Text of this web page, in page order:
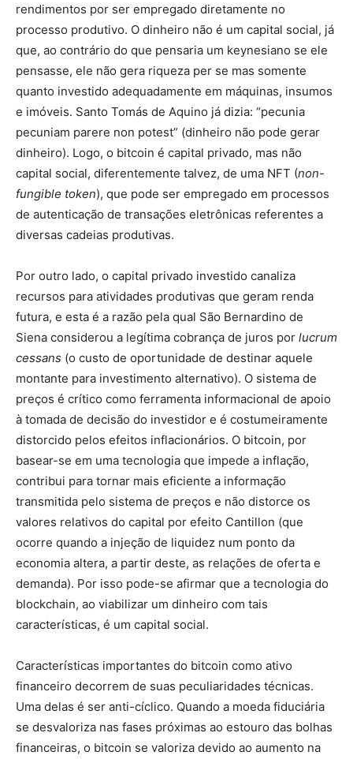
rendimentos por ser empregado diretamente no
processo produtivo. O dinheiro não é um capital social, já
que, ao contrário do que pensaria um keynesiano se ele
pensasse, ele não gera riqueza per se mas somente
quanto investido adequadamente em máquinas, insumos
e imóveis. Santo Tomás de Aquino já dizia: “pecunia
pecuniam parere non potest” (dinheiro não pode gerar
dinheiro). Logo, o bitcoin é capital privado, mas não
capital social, diferentemente talvez, de uma NFT (non-
fungible token), que pode ser empregado em processos
de autenticação de transações eletrônicas referentes a
diversas cadeias produtivas.
Por outro lado, o capital privado investido canaliza
recursos para atividades produtivas que geram renda
futura, e esta é a razão pela qual São Bernardino de
Siena considerou a legítima cobrança de juros por lucrum
cessans (o custo de oportunidade de destinar aquele
montante para investimento alternativo). O sistema de
preços é crítico como ferramenta informacional de apoio
à tomada de decisão do investidor e é costumeiramente
distorcido pelos efeitos inflacionários. O bitcoin, por
basear-se em uma tecnologia que impede a inflação,
contribui para tornar mais eficiente a informação
transmitida pelo sistema de preços e não distorce os
valores relativos do capital por efeito Cantillon (que
ocorre quando a injeção de liquidez num ponto da
economia altera, a partir deste, as relações de oferta e
demanda). Por isso pode-se afirmar que a tecnologia do
blockchain, ao viabilizar um dinheiro com tais
características, é um capital social.
Características importantes do bitcoin como ativo
financeiro decorrem de suas peculiaridades técnicas.
Uma delas é ser anti-cíclico. Quando a moeda fiduciária
se desvaloriza nas fases próximas ao estouro das bolhas
financeiras, o bitcoin se valoriza devido ao aumento na